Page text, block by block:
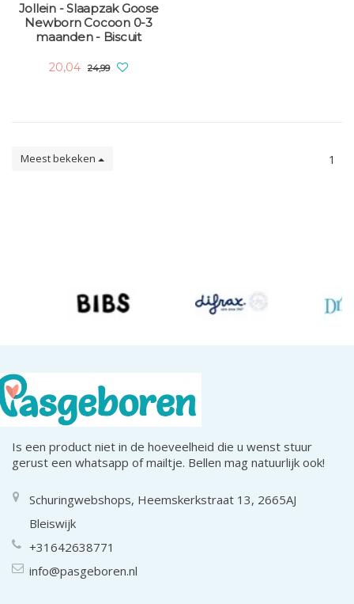
Jollein - Slaapzak Goose
Newborn Cocoon 0-3
maanden - Biscuit
20,04 24,99
Meest bekeken 1
Is een product niet in de hoeveelheid die u wenst stuur
gerust een whatsapp of mailtje. Bellen mag natuurlijk ook!
Schuringwebshops, Heemskerkstraat 13, 2665AJ
Bleiswijk
+31642638771
info@pasgeboren.nl